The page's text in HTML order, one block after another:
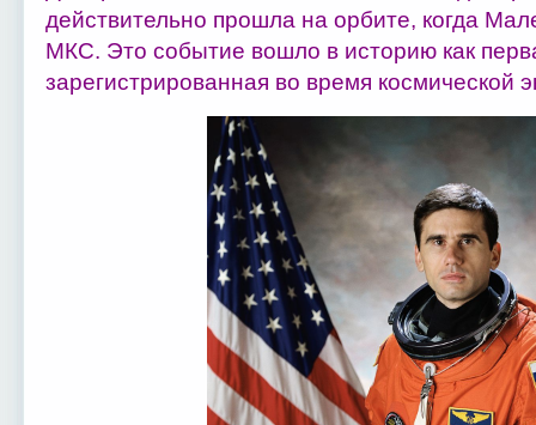
действительно прошла на орбите, когда
МКС. Это событие вошло в историю как
зарегистрированная во время космической